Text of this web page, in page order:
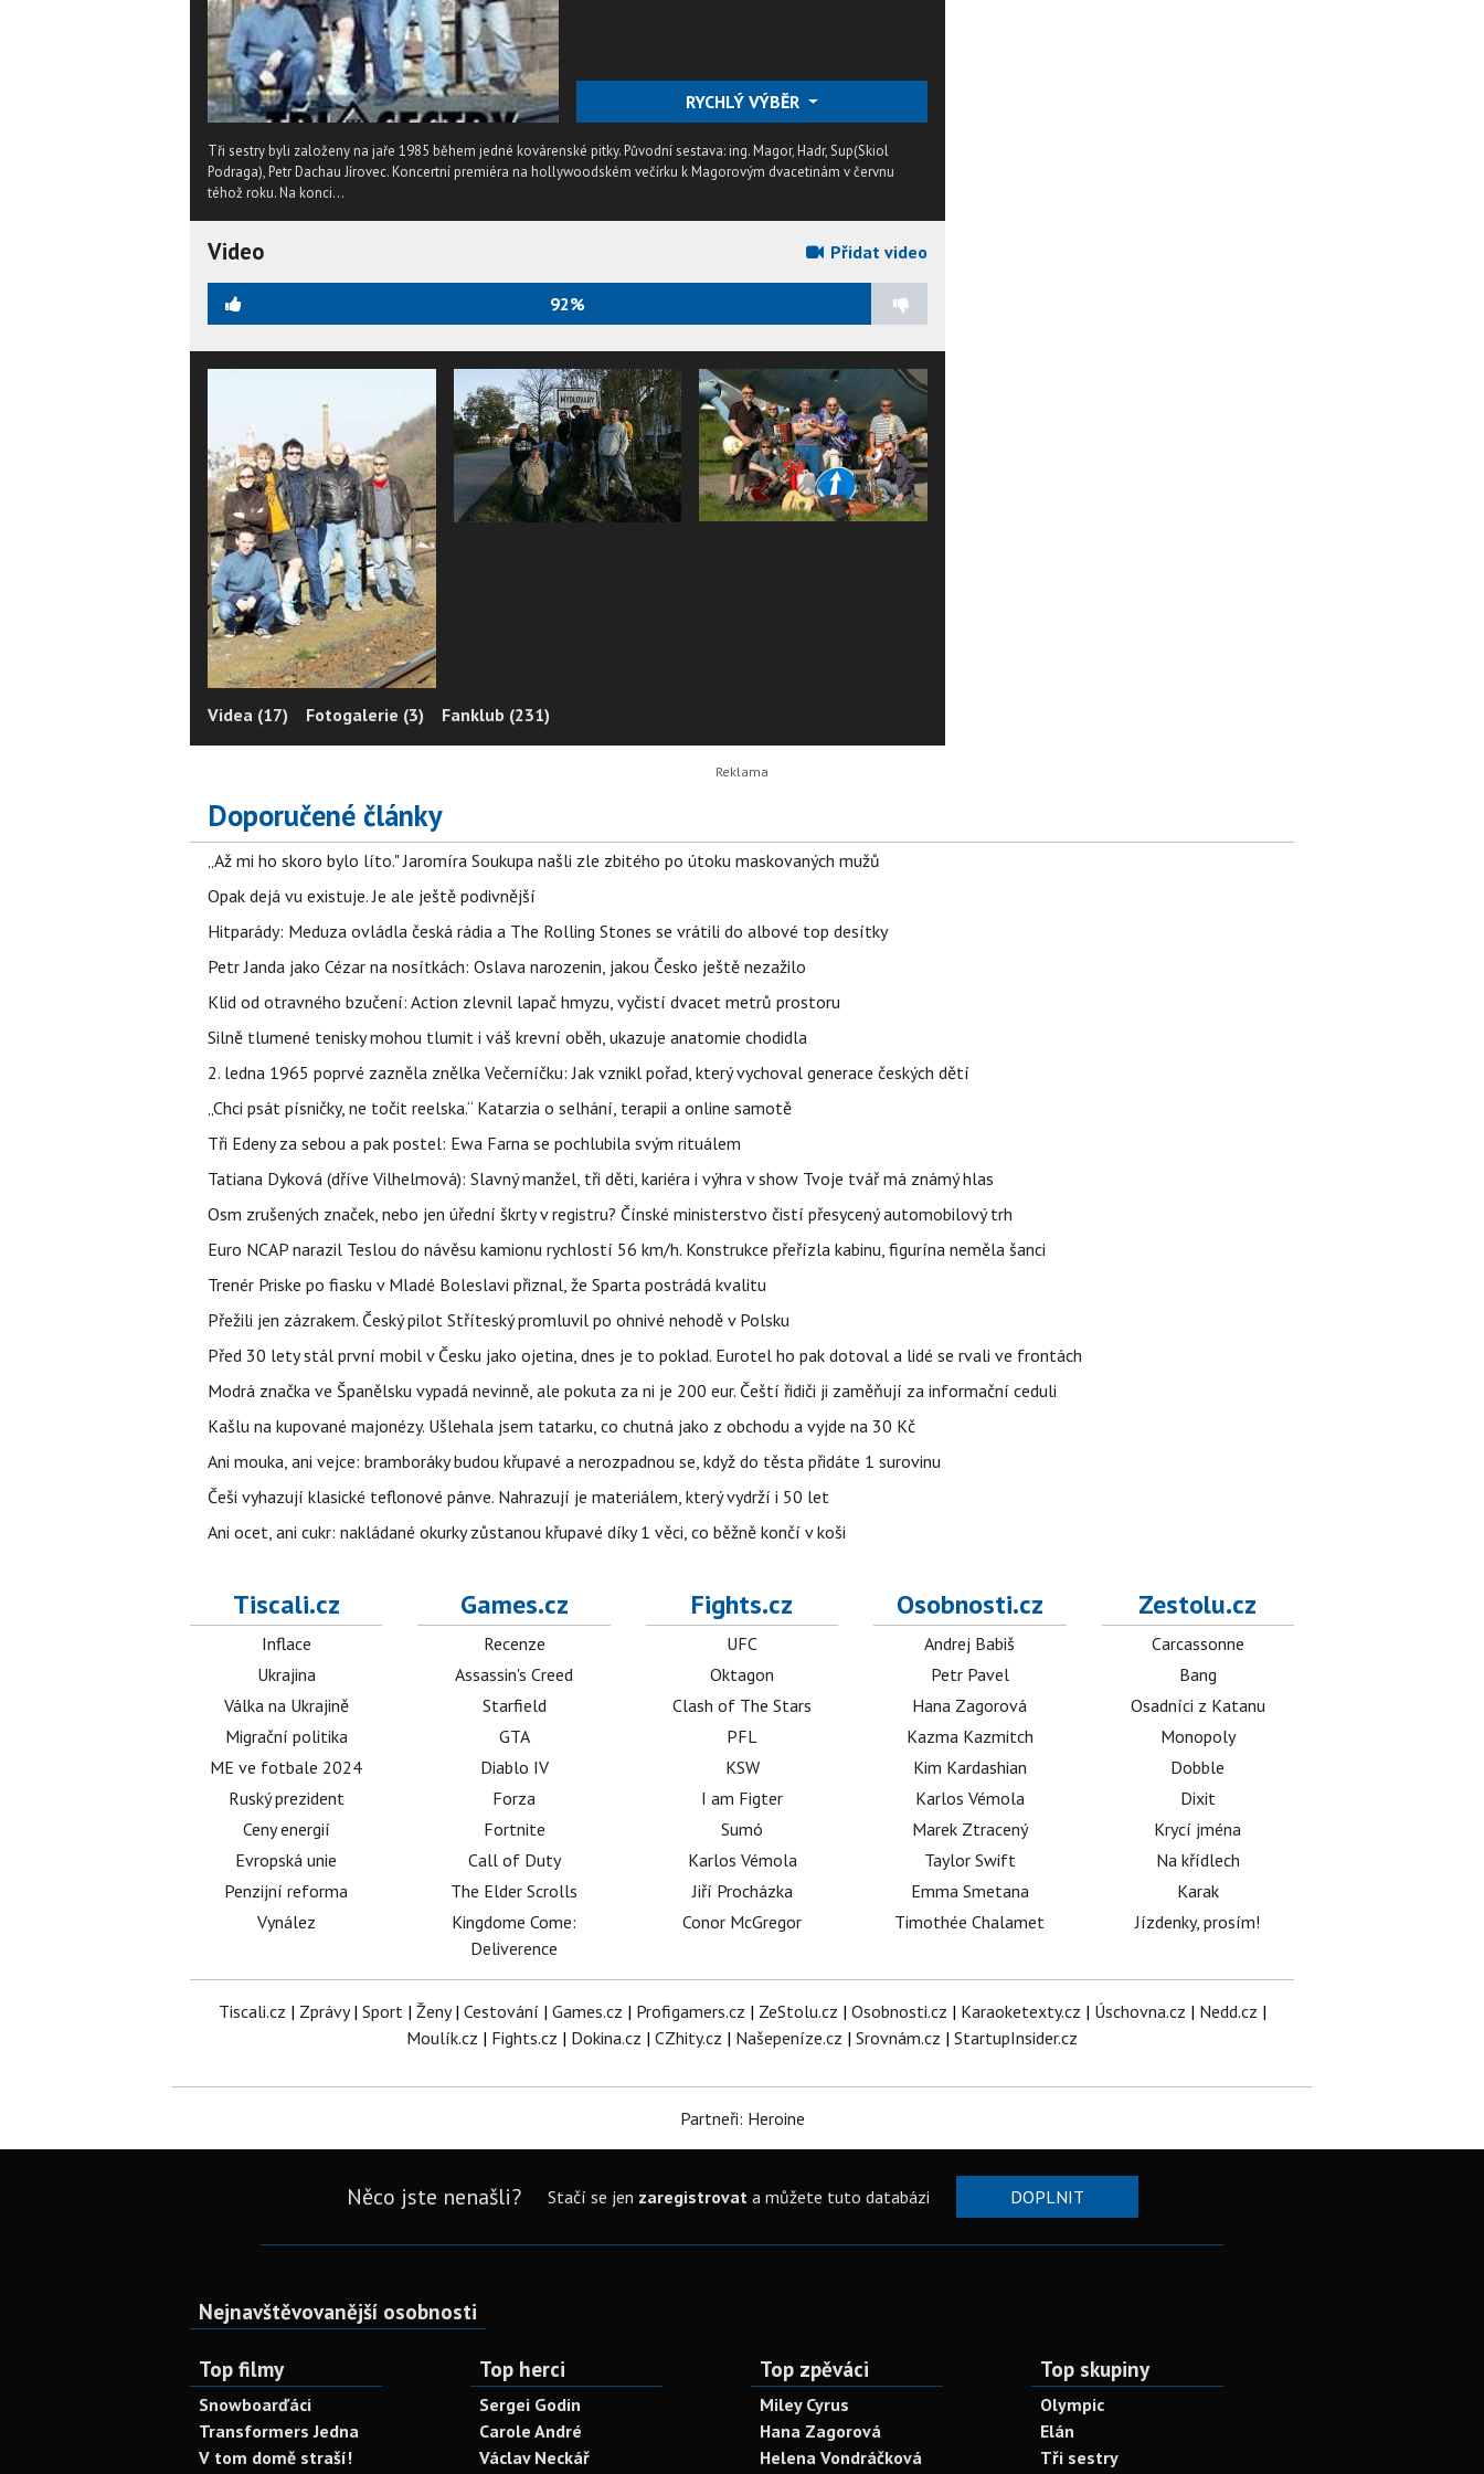
RYCHLÝ VÝBĚR
Tři sestry byli založeny na jaře 1985 během jedné kovárenské pitky. Původní sestava: ing. Magor, Hadr, Sup(Skiol
Podraga), Petr Dachau Jírovec. Koncertní premiéra na hollywoodském večírku k Magorovým dvacetinám v červnu
téhož roku. Na konci...
Video Přidat video
92%
Videa (17) Fotogalerie (3) Fanklub (231)
Doporučené články
„Až mi ho skoro bylo líto." Jaromíra Soukupa našli zle zbitého po útoku maskovaných mužů
Opak dejá vu existuje. Je ale ještě podivnější
Hitparády: Meduza ovládla česká rádia a The Rolling Stones se vrátili do albové top desítky
Petr Janda jako Cézar na nosítkách: Oslava narozenin, jakou Česko ještě nezažilo
Klid od otravného bzučení: Action zlevnil lapač hmyzu, vyčistí dvacet metrů prostoru
Silně tlumené tenisky mohou tlumit i váš krevní oběh, ukazuje anatomie chodidla
2. ledna 1965 poprvé zazněla znělka Večerníčku: Jak vznikl pořad, který vychoval generace českých dětí
„Chci psát písničky, ne točit reelska.“ Katarzia o selhání, terapii a online samotě
Tři Edeny za sebou a pak postel: Ewa Farna se pochlubila svým rituálem
Tatiana Dyková (dříve Vilhelmová): Slavný manžel, tři děti, kariéra i výhra v show Tvoje tvář má známý hlas
Osm zrušených značek, nebo jen úřední škrty v registru? Čínské ministerstvo čistí přesycený automobilový trh
Euro NCAP narazil Teslou do návěsu kamionu rychlostí 56 km/h. Konstrukce přeřízla kabinu, figurína neměla šanci
Trenér Priske po fiasku v Mladé Boleslavi přiznal, že Sparta postrádá kvalitu
Přežili jen zázrakem. Český pilot Stříteský promluvil po ohnivé nehodě v Polsku
Před 30 lety stál první mobil v Česku jako ojetina, dnes je to poklad. Eurotel ho pak dotoval a lidé se rvali ve frontách
Modrá značka ve Španělsku vypadá nevinně, ale pokuta za ni je 200 eur. Čeští řidiči ji zaměňují za informační ceduli
Kašlu na kupované majonézy. Ušlehala jsem tatarku, co chutná jako z obchodu a vyjde na 30 Kč
Ani mouka, ani vejce: bramboráky budou křupavé a nerozpadnou se, když do těsta přidáte 1 surovinu
Češi vyhazují klasické teflonové pánve. Nahrazují je materiálem, který vydrží i 50 let
Ani ocet, ani cukr: nakládané okurky zůstanou křupavé díky 1 věci, co běžně končí v koši
Tiscali.cz
Inflace
Ukrajina
Válka na Ukrajině
Migrační politika
ME ve fotbale 2024
Ruský prezident
Ceny energií
Evropská unie
Penzijní reforma
Vynález
Games.cz
Recenze
Assassin's Creed
Starfield
GTA
Diablo IV
Forza
Fortnite
Call of Duty
The Elder Scrolls
Kingdome Come:
Deliverence
Fights.cz
UFC
Oktagon
Clash of The Stars
PFL
KSW
I am Figter
Sumó
Karlos Vémola
Jiří Procházka
Conor McGregor
Osobnosti.cz
Andrej Babiš
Petr Pavel
Hana Zagorová
Kazma Kazmitch
Kim Kardashian
Karlos Vémola
Marek Ztracený
Taylor Swift
Emma Smetana
Timothée Chalamet
Zestolu.cz
Carcassonne
Bang
Osadníci z Katanu
Monopoly
Dobble
Dixit
Krycí jména
Na křídlech
Karak
Jízdenky, prosím!
Tiscali.cz | Zprávy| Sport| Ženy| Cestování | Games.cz | Profigamers.cz | ZeStolu.cz | Osobnosti.cz | Karaoketexty.cz | Úschovna.cz | Nedd.cz |
Moulík.cz | Fights.cz | Dokina.cz | CZhity.cz | Našepeníze.cz | Srovnám.cz | StartupInsider.cz
Partneři: Heroine
Něco jste nenašli? Stačí se jen zaregistrovata můžete tuto databázi DOPLNIT
Nejnavštěvovanější osobnosti
Top filmy
Snowboarďáci
Transformers Jedna
V tom domě straší!
Top herci
Sergei Godin
Carole André
Václav Neckář
Top zpěváci
Miley Cyrus
Hana Zagorová
Helena Vondráčková
Top skupiny
Olympic
Elán
Tři sestry